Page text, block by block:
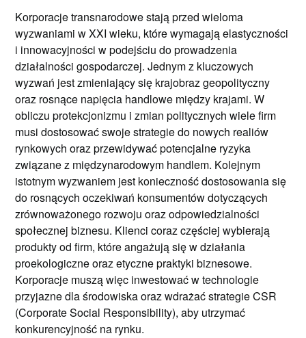
Korporacje transnarodowe stają przed wieloma
wyzwaniami w XXI wieku, które wymagają elastyczności
i innowacyjności w podejściu do prowadzenia
działalności gospodarczej. Jednym z kluczowych
wyzwań jest zmieniający się krajobraz geopolityczny
oraz rosnące napięcia handlowe między krajami. W
obliczu protekcjonizmu i zmian politycznych wiele firm
musi dostosować swoje strategie do nowych realiów
rynkowych oraz przewidywać potencjalne ryzyka
związane z międzynarodowym handlem. Kolejnym
istotnym wyzwaniem jest konieczność dostosowania się
do rosnących oczekiwań konsumentów dotyczących
zrównoważonego rozwoju oraz odpowiedzialności
społecznej biznesu. Klienci coraz częściej wybierają
produkty od firm, które angażują się w działania
proekologiczne oraz etyczne praktyki biznesowe.
Korporacje muszą więc inwestować w technologie
przyjazne dla środowiska oraz wdrażać strategie CSR
(Corporate Social Responsibility), aby utrzymać
konkurencyjność na rynku.